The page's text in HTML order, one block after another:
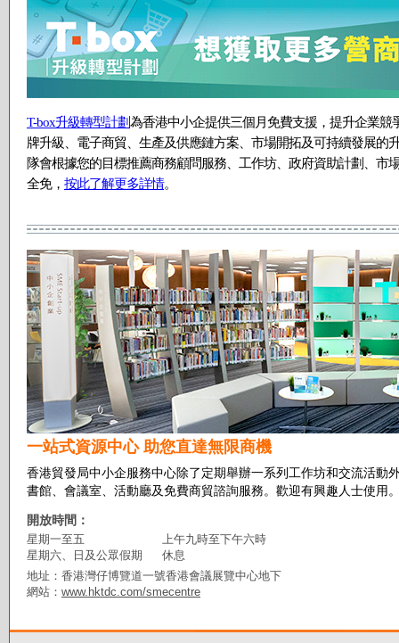
T-box升級轉型計劃為香港中小企提供三個月免費支援，提升企業競
牌升級、電子商貿、生產及供應鏈方案、市場開拓及可持續發展的
隊會根據您的目標推薦商務顧問服務、工作坊、政府資助計劃、市
全免， 按此了解更多詳情。
一站式資源中心 助您直達無限商機
香港貿發局中小企服務中心除了定期舉辦一系列工作坊和交流活動
書館、會議室、活動廳及免費商貿諮詢服務。歡迎有興趣人士使用
開放時間：
星期一至五
上午九時至下午六時
星期六、日及公眾假期
休息
地址：香港灣仔博覽道一號香港會議展覽中心地下
網站： www.hktdc.com/smecentre